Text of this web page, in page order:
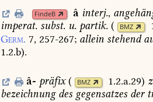
FindeB â interj.,
imperat. subst. u. partik. ( BMZ
Germ. 7, 257-267; allein stehend
1.2.b).
â- präfix ( BMZ 1.2.a.29)
bezeichnungdes gegensatzes der